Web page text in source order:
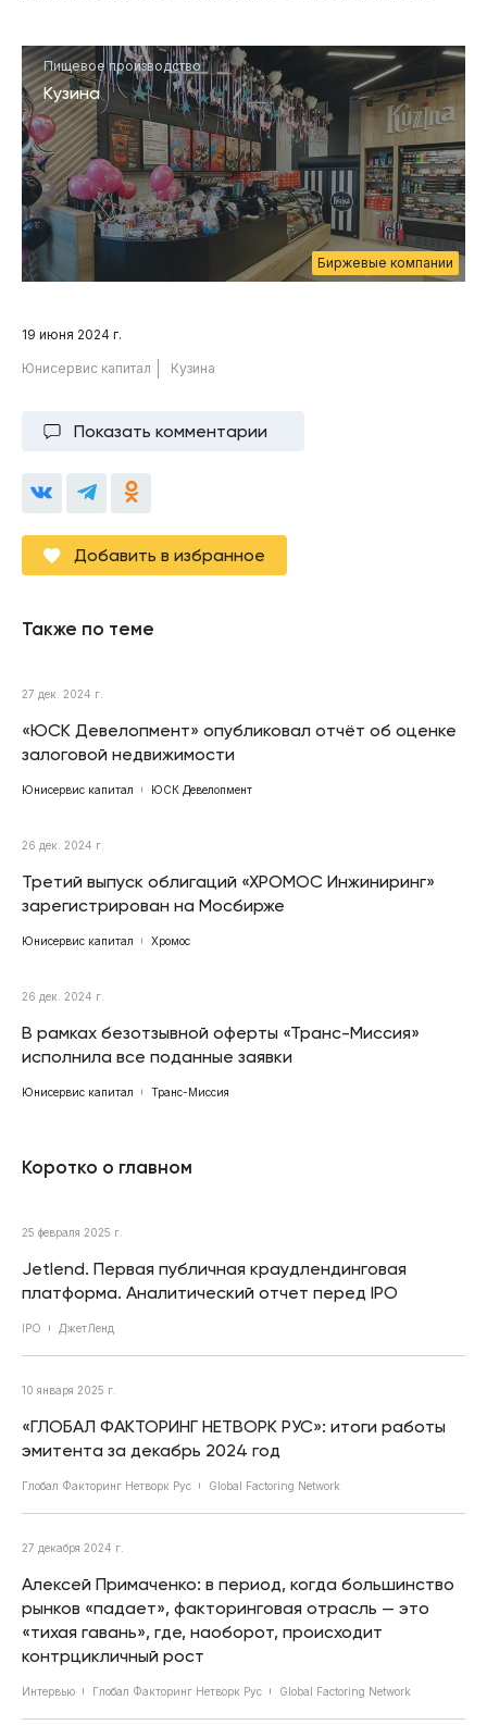
Биржевые компании
Пищевое производство
Кузина
19 июня 2024 г.
Юнисервис капитал Кузина
Показать комментарии
Добавить в избранное
Также по теме
27 дек. 2024 г.
«ЮСК Девелопмент» опубликовал отчёт об оценке
залоговой недвижимости
Юнисервис капитал ЮСК Девелопмент
26 дек. 2024 г.
Третий выпуск облигаций «ХРОМОС Инжиниринг»
зарегистрирован на Мосбирже
Юнисервис капитал Хромос
26 дек. 2024 г.
В рамках безотзывной оферты «Транс-Миссия»
исполнила все поданные заявки
Юнисервис капитал Транс-Миссия
Коротко о главном
25 февраля 2025 г.
Jetlend. Первая публичная краудлендинговая
платформа. Аналитический отчет перед IPO
IPO ДжетЛенд
10 января 2025 г.
«ГЛОБАЛ ФАКТОРИНГ НЕТВОРК РУС»: итоги работы
эмитента за декабрь 2024 год
Глобал Факторинг Нетворк Рус Global Factoring Network
27 декабря 2024 г.
Алексей Примаченко: в период, когда большинство
рынков «падает», факторинговая отрасль — это
«тихая гавань», где, наоборот, происходит
контрцикличный рост
Интервью Глобал Факторинг Нетворк Рус Global Factoring Network